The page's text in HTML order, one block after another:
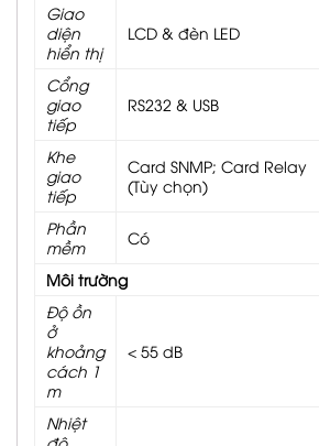
Giao
diện
hiển thị
LCD & đèn LED
Cổng
giao
tiếp
RS232 & USB
Khe
giao
tiếp
Card SNMP; Card Relay
(Tùy chọn)
Phần
mềm
Có
Môi trường
Độ ồn
ở
khoảng
cách 1
m
< 55 dB
Nhiệt